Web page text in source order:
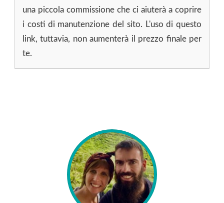
una piccola commissione che ci aiuterà a coprire
i costi di manutenzione del sito. L'uso di questo
link, tuttavia, non aumenterà il prezzo finale per
te.